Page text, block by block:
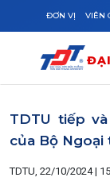
Skip to main
ĐƠN VỊ VIÊN
TDTU tiếp
của Bộ Ngoại
TDTU, 22/10/2024 |